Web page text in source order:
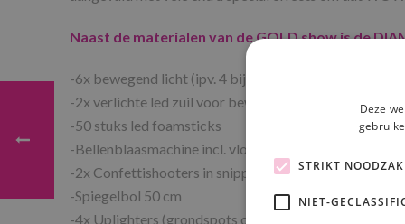
Naast de materialen van de GOLD show is de
-6x bewegend licht (ipv. 4 bij de gold show) inclusief
-2x verlichte led zuil voor bewegend licht
-50 stuks led foamsticks
-Bellenblaasmachine incl. vloeistof
-2x Confettishooters in snippers of slierten (goud of
-Spiegelbol 50 cm
-4x Uplighters (grondspots om de muren aan te lichten)
Deze
STRIKT
NIET-